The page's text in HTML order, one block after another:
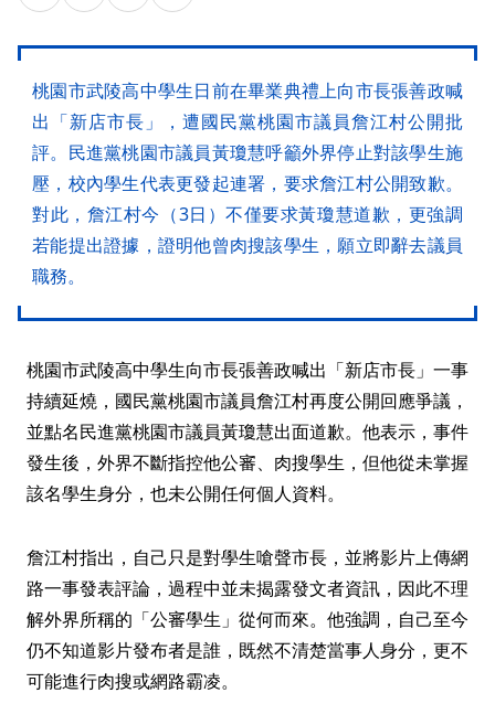
桃園市武陵高中學生日前在畢業典禮上向市長張善政喊
出「新店市長」，遭國民黨桃園市議員詹江村公開批
評。民進黨桃園市議員黃瓊慧呼籲外界停止對該學生施
壓，校內學生代表更發起連署，要求詹江村公開致歉。
對此，詹江村今（3日）不僅要求黃瓊慧道歉，更強調
若能提出證據，證明他曾肉搜該學生，願立即辭去議員
職務。
桃園市武陵高中學生向市長張善政喊出「新店市長」一事
持續延燒，國民黨桃園市議員詹江村再度公開回應爭議，
並點名民進黨桃園市議員黃瓊慧出面道歉。他表示，事件
發生後，外界不斷指控他公審、肉搜學生，但他從未掌握
該名學生身分，也未公開任何個人資料。
詹江村指出，自己只是對學生嗆聲市長，並將影片上傳網
路一事發表評論，過程中並未揭露發文者資訊，因此不理
解外界所稱的「公審學生」從何而來。他強調，自己至今
仍不知道影片發布者是誰，既然不清楚當事人身分，更不
可能進行肉搜或網路霸凌。